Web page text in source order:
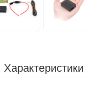
Характеристики